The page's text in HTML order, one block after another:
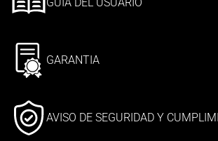
GARANTIA
AVISO DE SEGURIDAD Y